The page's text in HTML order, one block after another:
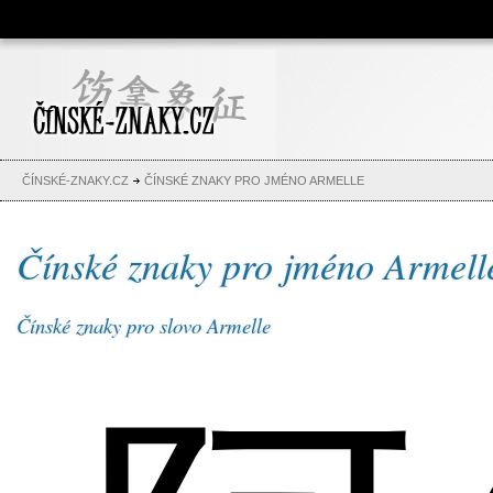
Čínské znaky, česko-čínský
slovník, abeceda, jména,
tetování
ČÍNSKÉ-ZNAKY.CZ ČÍNSKÉ ZNAKY PRO JMÉNO ARMELLE
Čínské znaky pro jméno
Čínské znaky pro slovo Armelle